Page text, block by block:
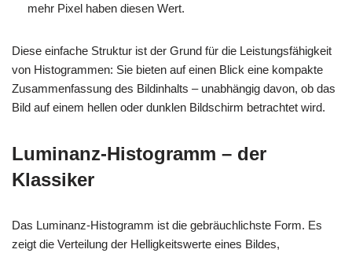
mehr Pixel haben diesen Wert.
Diese einfache Struktur ist der Grund für die Leistungsfähigkeit
von Histogrammen: Sie bieten auf einen Blick eine kompakte
Zusammenfassung des Bildinhalts – unabhängig davon, ob das
Bild auf einem hellen oder dunklen Bildschirm betrachtet wird.
Luminanz-Histogramm – der
Klassiker
Das Luminanz-Histogramm ist die gebräuchlichste Form. Es
zeigt die Verteilung der Helligkeitswerte eines Bildes,